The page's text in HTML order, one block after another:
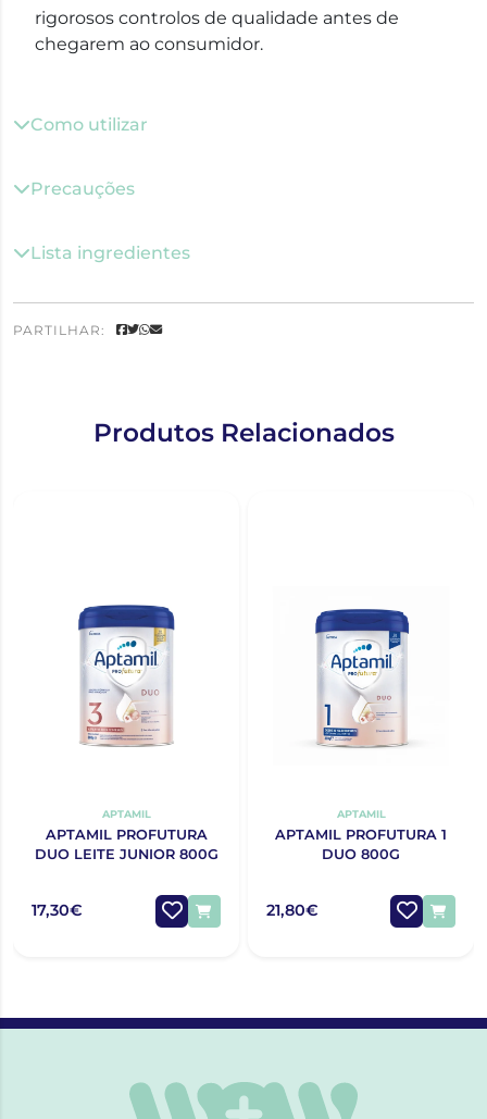
rigorosos controlos de qualidade antes de
chegarem ao consumidor.
Como utilizar
Precauções
Lista ingredientes
PARTILHAR:
Produtos Relacionados
APTAMIL
APTAMIL PROFUTURA
DUO LEITE JUNIOR 800G
17,30€
APTAMIL
APTAMIL PROFUTURA 1
DUO 800G
21,80€